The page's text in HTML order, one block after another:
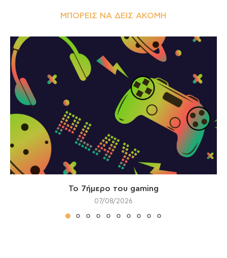
ΜΠΟΡΕΊΣ ΝΑ ΔΕΙΣ ΑΚΌΜΗ
Το 7ήμερο του gaming
07/08/2026